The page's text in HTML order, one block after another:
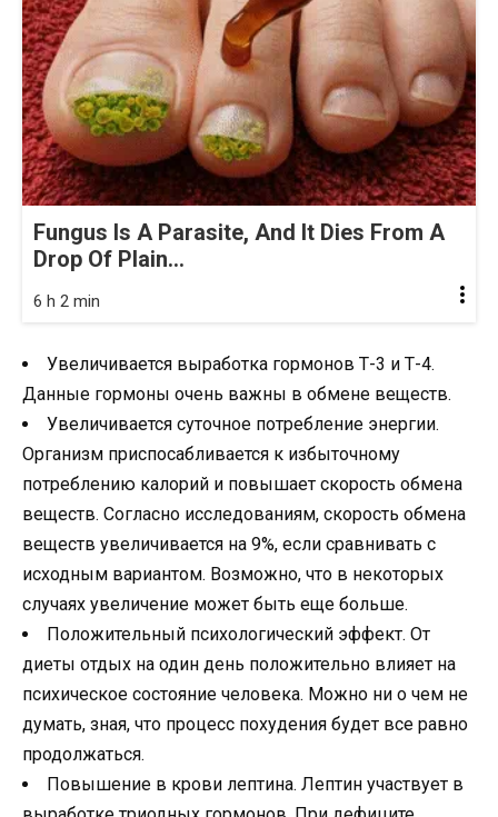
Fungus Is A Parasite, And It Dies From A
Drop Of Plain...
6 h 2 min
Увеличивается выработка гормонов Т-3 и Т-4.
Данные гормоны очень важны в обмене веществ.
Увеличивается суточное потребление энергии.
Организм приспосабливается к избыточному
потреблению калорий и повышает скорость обмена
веществ. Согласно исследованиям, скорость обмена
веществ увеличивается на 9%, если сравнивать с
исходным вариантом. Возможно, что в некоторых
случаях увеличение может быть еще больше.
Положительный психологический эффект. От
диеты отдых на один день положительно влияет на
психическое состояние человека. Можно ни о чем не
думать, зная, что процесс похудения будет все равно
продолжаться.
Повышение в крови лептина. Лептин участвует в